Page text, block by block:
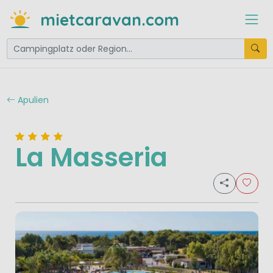
mietcaravan.com
Apulien
La Masseria